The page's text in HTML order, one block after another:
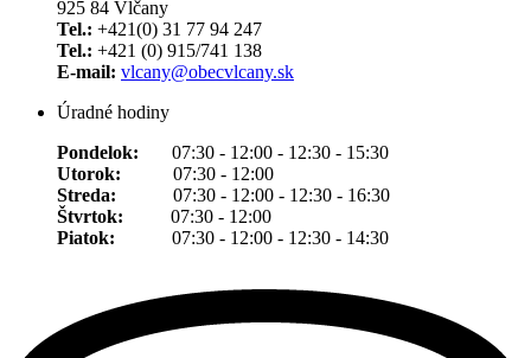
925 84 Vlčany
Tel.: +421(0) 31 77 94 247
Tel.: +421 (0) 915/741 138
E-mail: vlcany@obecvlcany.sk
Úradné hodiny
Pondelok: 07:30 - 12:00 - 12:30 - 15:30
Utorok: 07:30 - 12:00
Streda: 07:30 - 12:00 - 12:30 - 16:30
Štvrtok: 07:30 - 12:00
Piatok: 07:30 - 12:00 - 12:30 - 14:30